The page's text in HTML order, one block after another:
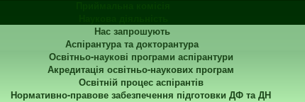
Нас запрошують
Аспірантура та докторантура
Освітньо-наукові програми аспірантури
Акредитація освітньо-наукових програм
Освітній процес аспірантів
Нормативно-правове забезпечення підготовки ДФ та ДН